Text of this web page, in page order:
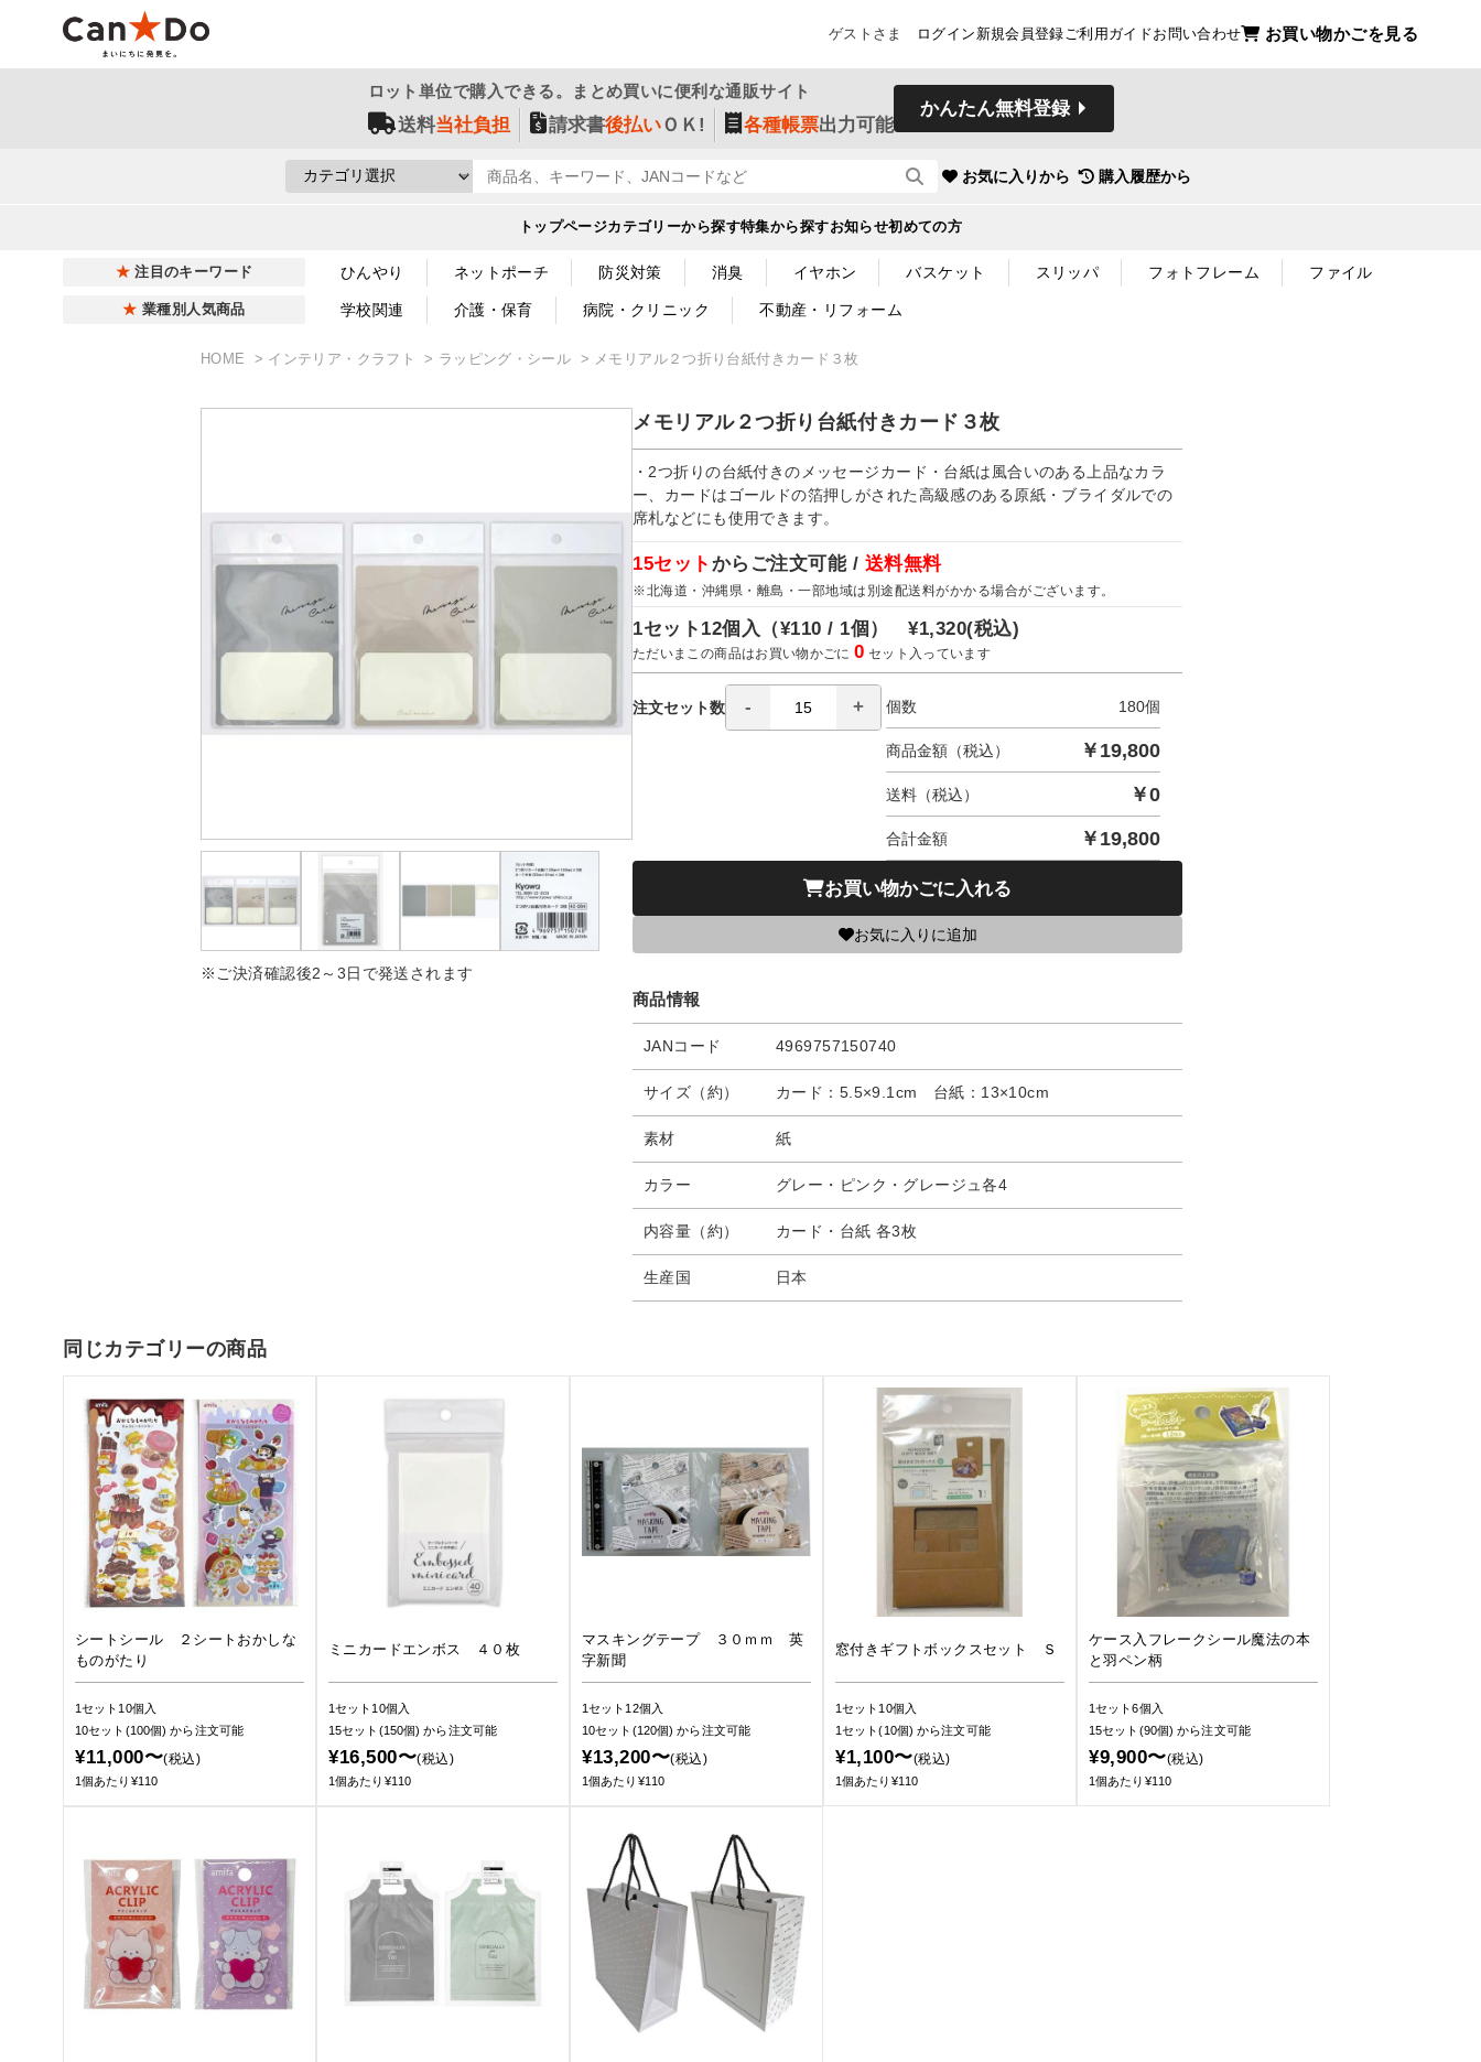
ゲストさま ログイン 新規会員登録ご利用ガイドお問い合わせ お買い物かごを見る
ロット単位で購入できる。まとめ買いに便利な通販サイト
送料当社負担 請求書後払いＯＫ! 各種帳票出力可能
かんたん無料登録
お気に入りから 購入履歴から
トップページカテゴリーから探す特集から探すお知らせ初めての方
注目のキーワード ひんやり ネットポーチ 防災対策 消臭 イヤホン バスケット スリッパ フォトフレーム ファイル
業種別人気商品 学校関連 介護・保育 病院・クリニック 不動産・リフォーム
HOME インテリア・クラフト ラッピング・シール メモリアル２つ折り台紙付きカード３枚
※ご決済確認後2～3日で発送されます
メモリアル２つ折り台紙付きカード３枚
・2つ折りの台紙付きのメッセージカード・台紙は風合いのある上品なカラ
ー、カードはゴールドの箔押しがされた高級感のある原紙・ブライダルでの
席札などにも使用できます。
15セット からご注文可能 / 送料無料
※北海道・沖縄県・離島・一部地域は別途配送料がかかる場合がございます。
1セット12個入（¥110 / 1個）¥1,320(税込)
ただいまこの商品はお買い物かごに0 セット入っています
注文セット数 個数 180個
商品金額（税込） ￥ 19,800
送料（税込） ￥0
合計金額 ￥ 19,800
お買い物かごに入れる
お気に入りに追加
商品情報
JANコード 4969757150740
サイズ（約） カード：5.5×9.1cm 台紙：13×10cm
素材 紙
カラー グレー・ピンク・グレージュ各4
内容量（約） カード・台紙 各3枚
生産国 日本
同じカテゴリーの商品
シートシール ２シートおかしな
ものがたり
1セット10個入
10セット(100個)から注文可能
¥11,000〜(税込)
1個あたり¥110
ミニカードエンボス ４０枚
1セット10個入
15セット(150個)から注文可能
¥16,500〜(税込)
1個あたり¥110
マスキングテープ ３０ｍｍ 英
字新聞
1セット12個入
10セット(120個)から注文可能
¥13,200〜(税込)
1個あたり¥110
窓付きギフトボックスセット Ｓ
1セット10個入
1セット(10個)から注文可能
¥1,100〜(税込)
1個あたり¥110
ケース入フレークシール魔法の本
と羽ペン柄
1セット6個入
15セット(90個)から注文可能
¥9,900〜(税込)
1個あたり¥110